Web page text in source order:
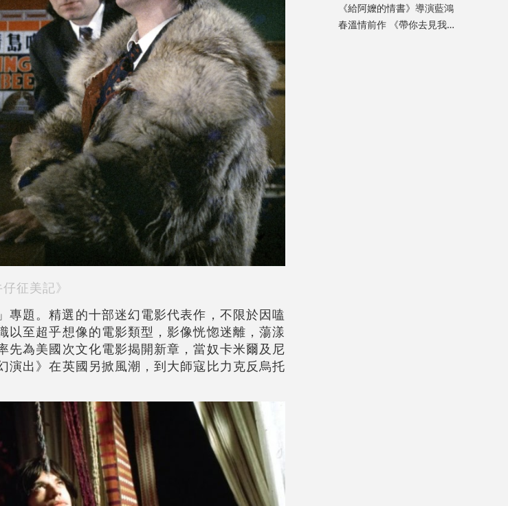
征美記》
題。精選的十部迷幻電影代表作，不限於因嗑
至超乎想像的電影類型，影像恍惚迷離，蕩漾
為美國次文化電影揭開新章，當奴卡米爾及尼
出》在英國另掀風潮，到大師寇比力克反烏托
《給阿嬤的情書》導演藍鴻
春溫情前作 《帶你去見我